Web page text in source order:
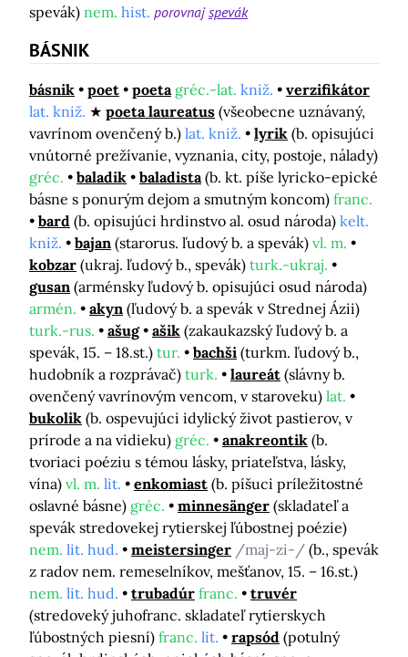
spevák) nem. hist. porovnajspevák
BÁSNIK
básnik poet poeta gréc.-lat. kniž.
verzifikátor
lat. kniž.
poeta laureatus (všeobecne uznávaný,
vavrínom ovenčený b.) lat. kniž. lyrik (b. opisujúci
vnútorné prežívanie, vyznania, city, postoje, nálady)
gréc.
baladik baladista (b. kt. píše lyricko-epické
básne s ponurým dejom a smutným koncom) franc.
bard (b. opisujúci hrdinstvo al. osud národa) kelt.
kniž.
bajan (starorus. ľudový b. a spevák) vl. m.
kobzar (ukraj. ľudový b., spevák) turk.-ukraj.
gusan (arménsky ľudový b. opisujúci osud národa)
armén.
akyn (ľudový b. a spevák v Strednej Ázii)
turk.-rus.
ašug ašik (zakaukazský ľudový b. a
spevák, 15. – 18.st.) tur. bachši (turkm. ľudový b.,
hudobník a rozprávač) turk. laureát (slávny b.
ovenčený vavrínovým vencom, v staroveku) lat.
bukolik (b. ospevujúci idylický život pastierov, v
prírode a na vidieku) gréc. anakreontik (b.
tvoriaci poéziu s témou lásky, priateľstva, lásky,
vína) vl. m. lit. enkomiast (b. píšuci príležitostné
oslavné básne) gréc. minnesänger (skladateľ a
spevák stredovekej rytierskej ľúbostnej poézie)
nem. lit. hud. meistersinger /maj-zi-/ (b., spevák
z radov nem. remeselníkov, mešťanov, 15. – 16.st.)
nem. lit. hud. trubadúr franc.
truvér
(stredoveký juhofranc. skladateľ rytierskych
ľúbostných piesní) franc. lit. rapsód (potulný